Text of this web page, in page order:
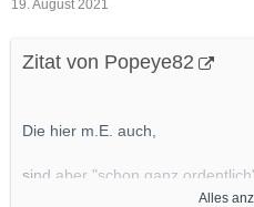
19. August 2021
Zitat von Popeye82
Die hier m.E. auch,
sind aber "schon ganz
http://www.yorkshirepost.co.uk/
Alles